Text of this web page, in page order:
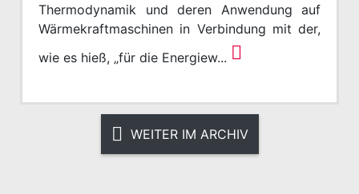
Thermodynamik und deren Anwendung auf
Wärmekraftmaschinen in Verbindung mit der,
wie es hieß, „für die Energiew...
WEITER IM ARCHIV